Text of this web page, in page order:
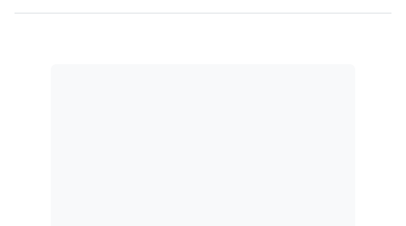
de forma mais eficaz, gerando mais renda,